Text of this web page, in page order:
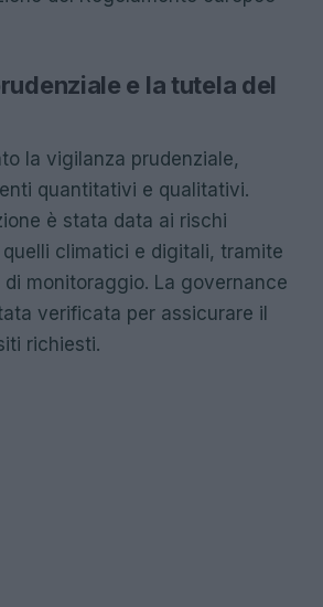
e la tutela del
la vigilanza prudenziale,
quantitativi e qualitativi.
è stata data ai rischi
climatici e digitali, tramite
monitoraggio. La governance
verificata per assicurare il
richiesti.